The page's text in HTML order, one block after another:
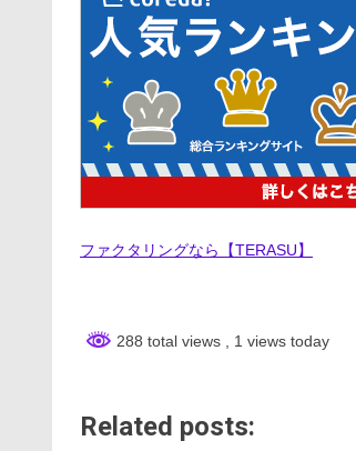
ファクタリングなら【TERASU】
288 total views , 1 views today
Related posts: